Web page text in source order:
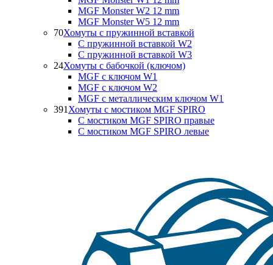
MGF Monster W2 12 mm
MGF Monster W5 12 mm
70Хомуты с пружинной вставкой
С пружинной вставкой W2
С пружинной вставкой W3
24Хомуты с бабочкой (ключом)
MGF с ключом W1
MGF с ключом W2
MGF с металлическим ключом W1
391 Хомуты с мостиком MGF SPIRO
С мостиком MGF SPIRO правые
С мостиком MGF SPIRO левые